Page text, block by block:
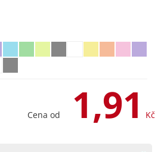
Cena od 1,91 Kč